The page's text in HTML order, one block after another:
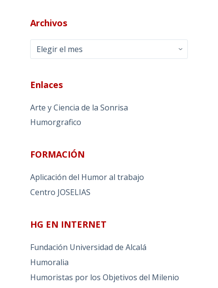
Archivos
Archivos
Enlaces
Arte y Ciencia de la Sonrisa
Humorgrafico
FORMACIÓN
Aplicación del Humor al trabajo
Centro JOSELIAS
HG EN INTERNET
Fundación Universidad de Alcalá
Humoralia
Humoristas por los Objetivos del Milenio